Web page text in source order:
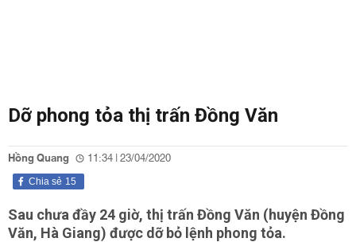
Dỡ phong tỏa thị trấn Đồng Văn
Hồng Quang 11:34 | 23/04/2020
15
Chia sẻ
Sau chưa đầy 24 giờ, thị trấn Đồng Văn (huyện Đồng
Văn, Hà Giang) được dỡ bỏ lệnh phong tỏa.